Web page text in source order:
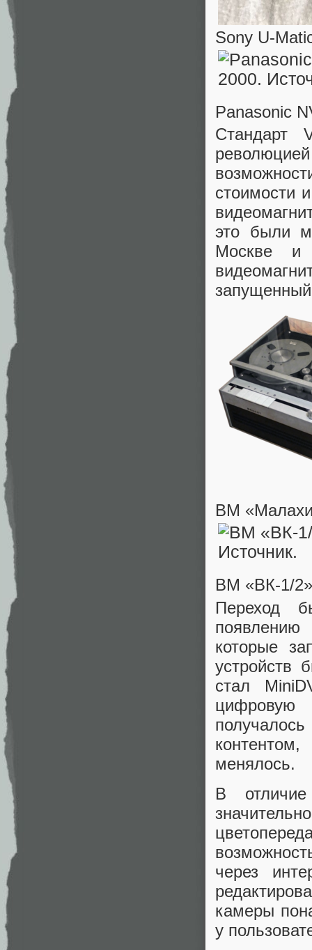
Sony U-
Panasonic
Стандарт
стоимости
это были
Москве и
запущенный
ВМ
ВМ «ВК-1/2»
Переход
которые
устройств
стал
цифровую
менялось.
В
через
камеры
у